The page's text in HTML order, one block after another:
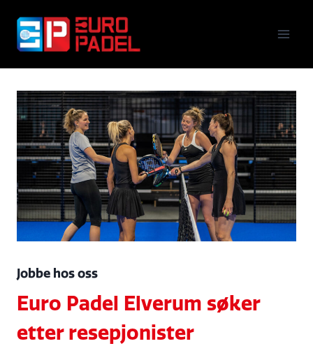
content
Jobbe hos oss
Euro Padel Elverum søker
etter resepjonister